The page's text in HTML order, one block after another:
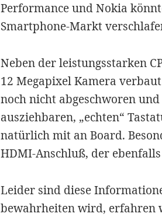
Performance und Nokia
Smartphone-Markt
Neben der leistungsstarken
12 Megapixel Kamera
noch nicht abgeschworen
ausziehbaren, „echten“
natürlich mit an Board.
HDMI-Anschluß, der
Leider sind diese
bewahrheiten wird, erfahren